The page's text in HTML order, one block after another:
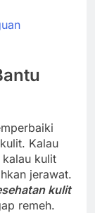
Kalau
kulit
jerawat.
kulit
remeh.